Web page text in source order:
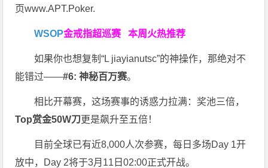
页www.APT.Poker.
WSOP金戒指超巡赛本周火热推荐
如果你也想复制“L jiayianutsc”的神操作，那绝对不
能错过——#6: 神秘百万赛。
相比开幕赛，这场赛事的诱惑力拉满：奖池三倍，
Top赏金50W刀更是飙升至五倍！
目前全球已有近8,000人次参赛，每日多场Day 1开
放中，Day 2将于3月11日02:00正式开战。